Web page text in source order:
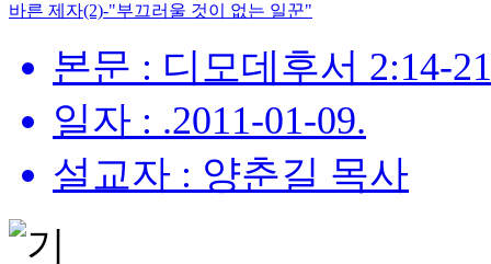
바른 제자(2)-"부끄러울 것이 없는 일꾼"
본문 : 디모데후서 2:14-21
일자 : .2011-01-09.
설교자 : 양춘길 목사